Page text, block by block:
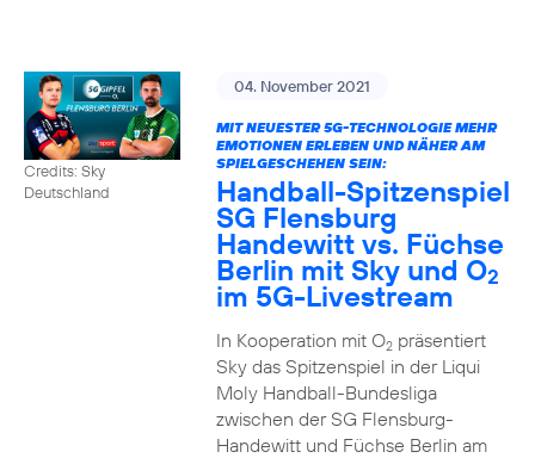
Credits: Sky
Deutschland
04. November 2021
MIT NEUESTER 5G-TECHNOLOGIE MEHR
EMOTIONEN ERLEBEN UND NÄHER AM
SPIELGESCHEHEN SEIN:
Handball-Spitzenspiel
SG Flensburg
Handewitt vs. Füchse
Berlin mit Sky und O2
im 5G-Livestream
In Kooperation mit O2präsentiert
Sky das Spitzenspiel in der Liqui
Moly Handball-Bundesliga
zwischen der SG Flensburg-
Handewitt und Füchse Berlin am